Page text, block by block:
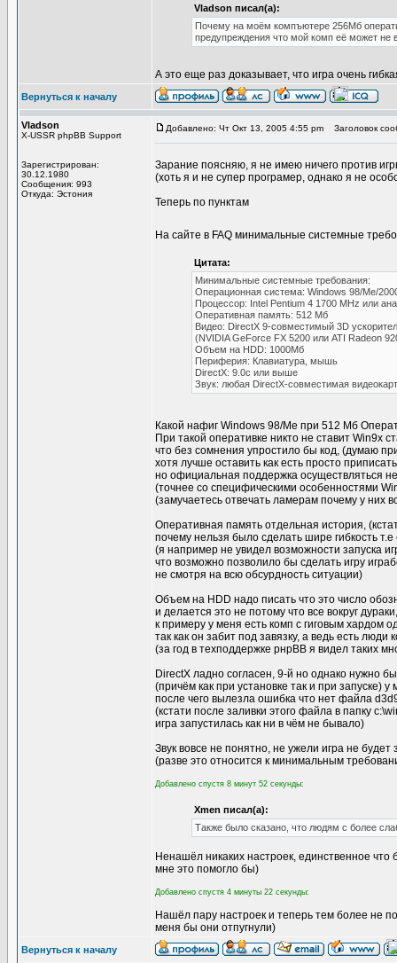
Vladson писал(а):
Почему на моём компъютере 256Мб
предупреждения что мой комп её может не
А это еще раз доказывает, что игра очень
Вернуться к началу
Vladson
X-USSR phpBB Support
Зарегистрирован:
30.12.1980
Сообщения: 993
Откуда: Эстония
Добавлено: Чт Окт 13, 2005 4:55 pm Заголовок
Зарание поясняю, я не имею ничего против
(хоть я и не супер програмер, однако я не
Теперь по пунктам
На сайте в FAQ минимальные системные
Цитата:
Минимальные системные требования:
Операционная система: Windows 98/Me/
Процессор: Intel Pentium 4 1700 MHz или
Оперативная память: 512 Мб
Видео: DirectX 9-совместимый 3D
(NVIDIA GeForce FX 5200 или ATI Radeon
Объем на HDD: 1000Мб
Периферия: Клавиатура, мышь
DirectX: 9.0с или выше
Звук: любая DirectX-совместимая
Какой нафиг Windows 98/Me при 512 Мб
При такой оперативке никто не ставит Win9x
что без сомнения упростило бы код, (думаю
хотя лучше оставить как есть просто
но официальная поддержка осуществляться
(точнее со специфическими особенностями
(замучаетесь отвечать ламерам почему у них
Оперативная память отдельная история,
почему нельзя было сделать шире гибкость
(я например не увидел возможности запуска
что возможно позволило бы сделать игру
не смотря на всю обсурдность ситуации)
Объем на HDD надо писать что это число
и делается это не потому что все вокруг
к примеру у меня есть комп с гиговым хардом
так как он забит под завязку, а ведь есть
(за год в техподдержке рнрВВ я видел таких
DirectX ладно согласен, 9-й но однако нужно
(причём как при установке так и при запуске)
после чего вылезла ошибка что нет файла
(кстати после заливки этого файла в папку
игра запустилась как ни в чём не бывало)
Звук вовсе не понятно, не ужели игра не будет
(разве это относится к минимальным
Добавлено спустя 8 минут 52 секунды:
Xmen писал(а):
Также было сказано, что людям с более
Ненашёл никаких настроек, единственное
мне это помогло бы)
Добавлено спустя 4 минуты 22 секунды:
Нашёл пару настроек и теперь тем более не
меня бы они отпугнули)
Вернуться к началу